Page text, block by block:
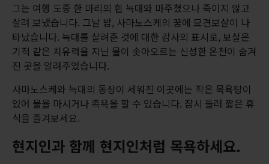
그는 여행 도중 한 마리의 흰 늑대와 마주쳤으나 죽이지 않고
살려 보냈습니다. 그날 밤, 사마노스케의 꿈에 묘견보살이 나
타났습니다. 늑대를 살려준 것에 대한 감사의 표시로, 보살은
기적 같은 치유력을 지닌 물이 솟아오르는 신성한 온천이 숨겨
진 곳을 알려주었습니다.
사마노스케와 늑대의 동상이 세워진 이곳에는 작은 목욕탕이
있어 물을 마시거나 족욕을 할 수 있습니다. 잠시 들러 짧은 휴
식을 즐겨보세요.
현지인과 함께 현지인처럼 목욕하세요.